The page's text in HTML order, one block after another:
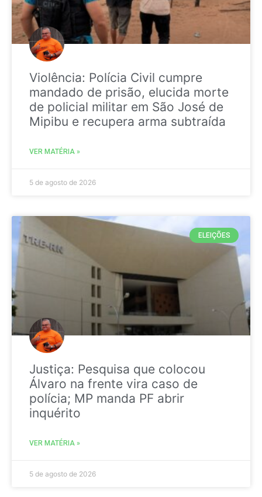
Violência: Polícia Civil cumpre
mandado de prisão, elucida morte
de policial militar em São José de
Mipibu e recupera arma subtraída
VER MATÉRIA »
5 de agosto de 2026
ELEIÇÕES
Justiça: Pesquisa que colocou
Álvaro na frente vira caso de
polícia; MP manda PF abrir
inquérito
VER MATÉRIA »
5 de agosto de 2026